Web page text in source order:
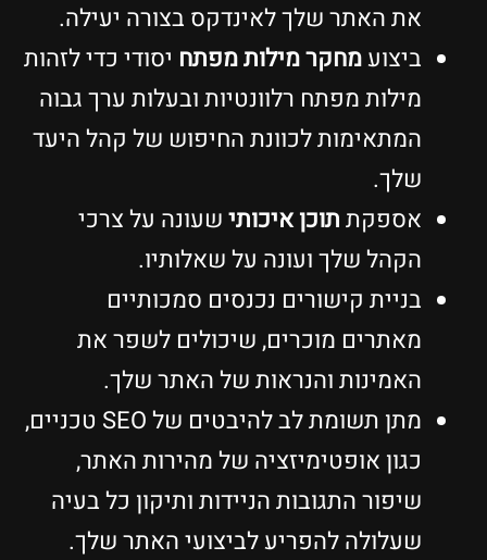
את האתר שלך לאינדקס בצורה יעילה.
ביצועמחקר מילות מפתח יסודי כדי לזהות
מילות מפתח רלוונטיות ובעלות ערך גבוה
המתאימות לכוונת החיפוש של קהל היעד
שלך.
אספקתתוכן איכותישעונה על צרכי
הקהל שלך ועונה על שאלותיו.
בניית קישורים נכנסים סמכותיים
מאתרים מוכרים, שיכולים לשפר את
האמינות והנראות של האתר שלך.
מתן תשומת לב להיבטים של SEO טכניים,
כגון אופטימיזציה של מהירות האתר,
שיפור התגובות הניידות ותיקון כל בעיה
שעלולה להפריע לביצועי האתר שלך.